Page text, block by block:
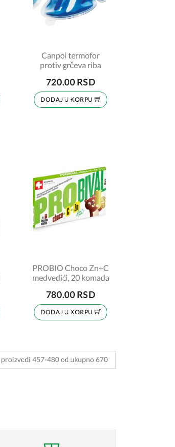
Canpol termofor
protiv grčeva riba
720.00 RSD
DODAJ U KORPU
PROBIO Choco Zn+C
medvedići, 20 komada
780.00 RSD
DODAJ U KORPU
17 18 19 20 21
457-480 od ukupno 670